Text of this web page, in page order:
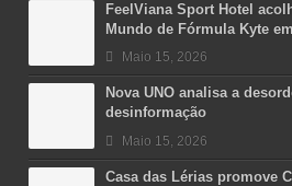
FeelViana Sport Hotel
Mundo de Fórmula Kyte
Maio 15, 2026
Nova UNO analisa a
desinformação
Maio 15, 2026
Casa das Lérias promove